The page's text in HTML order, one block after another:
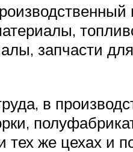
запчасти
в
тех же цехах и